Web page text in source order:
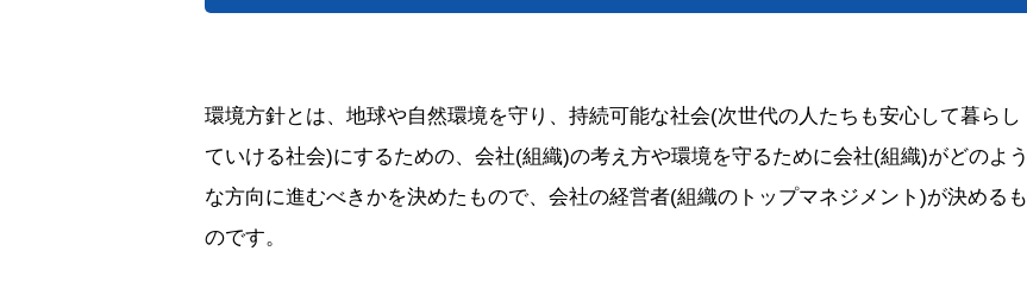
環境方針とは、地球や自然環境を守り、持続可能な社会(次世代の人たちも安心して暮らし
ていける社会)にするための、会社(組織)の考え方や環境を守るために会社(組織)がどのよう
な方向に進むべきかを決めたもので、会社の経営者(組織のトップマネジメント)が決めるも
のです。